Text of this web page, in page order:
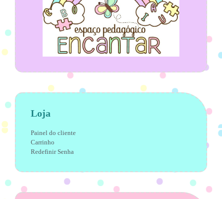
Loja
Painel do cliente
Carrinho
Redefinir Senha